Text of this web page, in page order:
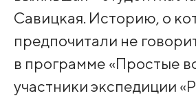
Савицкая. Историю, о
предпочитали не
в программе «Простые
участники экспедиции